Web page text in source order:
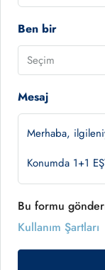
Ben bir
Seçim
Mesaj
Bu formu
Kullanım Şartları